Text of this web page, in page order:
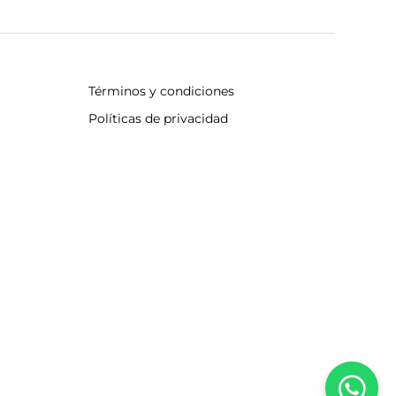
Términos y condiciones
Políticas de privacidad